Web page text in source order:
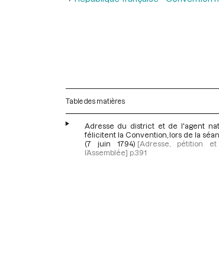
Table des matières
Adresse du district et de l'agent
félicitent la Convention, lors de la
(7 juin 1794) [Adresse, pétition
l’Assemblée] p.391